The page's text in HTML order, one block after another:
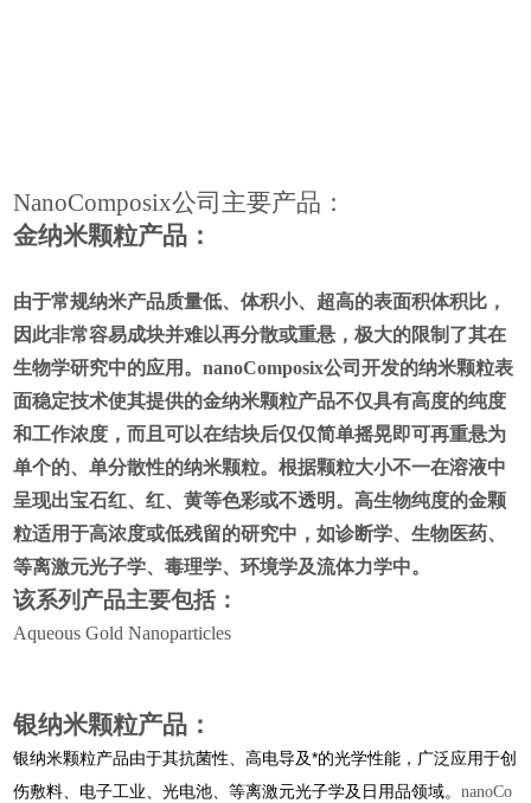
NanoComposix公司 主要产品：
金纳米颗粒产品：
由于常规纳米产品质量低、体积小、超高的表面积体积比，
因此非常容易成块并难以再分散或重悬，极大的限制了其在
生物学研究中的应用。nanoComposix公司开发的纳米颗粒表
面稳定技术使其提供的金纳米颗粒产品不仅具有高度的纯度
和工作浓度，而且可以在结块后仅仅简单摇晃即可再重悬为
单个的、单分散性的纳米颗粒。根据颗粒大小不一在溶液中
呈现出宝石红、红、黄等色彩或不透明。高生物纯度的金颗
粒适用于高浓度或低残留的研究中，如诊断学、生物医药、
等离激元光子学、毒理学、环境学及流体力学中。
该系列产品主要包括：
Aqueous Gold Nanoparticles
银纳米颗粒产品：
银纳米颗粒产品由于其抗菌性、高电导及*的光学性能，广泛应用于创
伤敷料、电子工业、光电池、等离激元光子学及日用品领域。nanoCo